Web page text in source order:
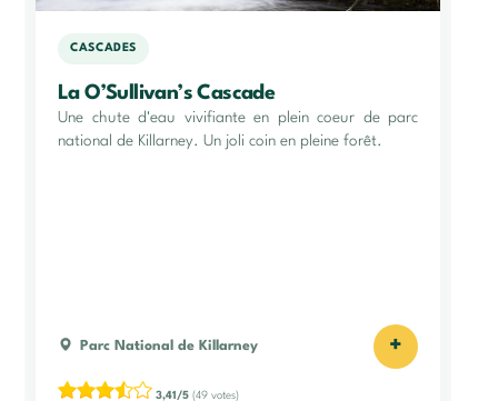
CASCADES
La O’Sullivan’s Cascade
Une chute d'eau vivifiante en plein coeur de parc
national de Killarney. Un joli coin en pleine forêt.
Parc National de Killarney +
3,41/5 (49 votes)